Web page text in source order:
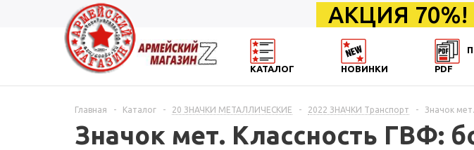
АКЦИЯ 70%!
КАТАЛОГ НОВИНКИ
PDF
Главная - Каталог - 20 ЗНАЧКИ МЕТАЛЛИЧЕСКИЕ - 2022 ЗНАЧКИ Транспорт - Значок
Значок мет. Классность ГВФ: